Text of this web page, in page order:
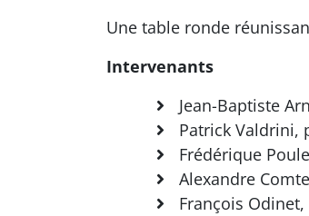
Une table ronde
Intervenants
Jean-Baptiste
Patrick Valdrini,
Frédérique
Alexandre
François